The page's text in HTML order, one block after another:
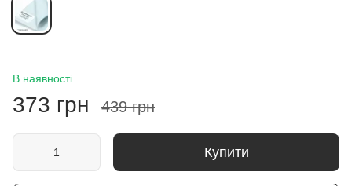
В наявності
373 грн 439 грн
Купити